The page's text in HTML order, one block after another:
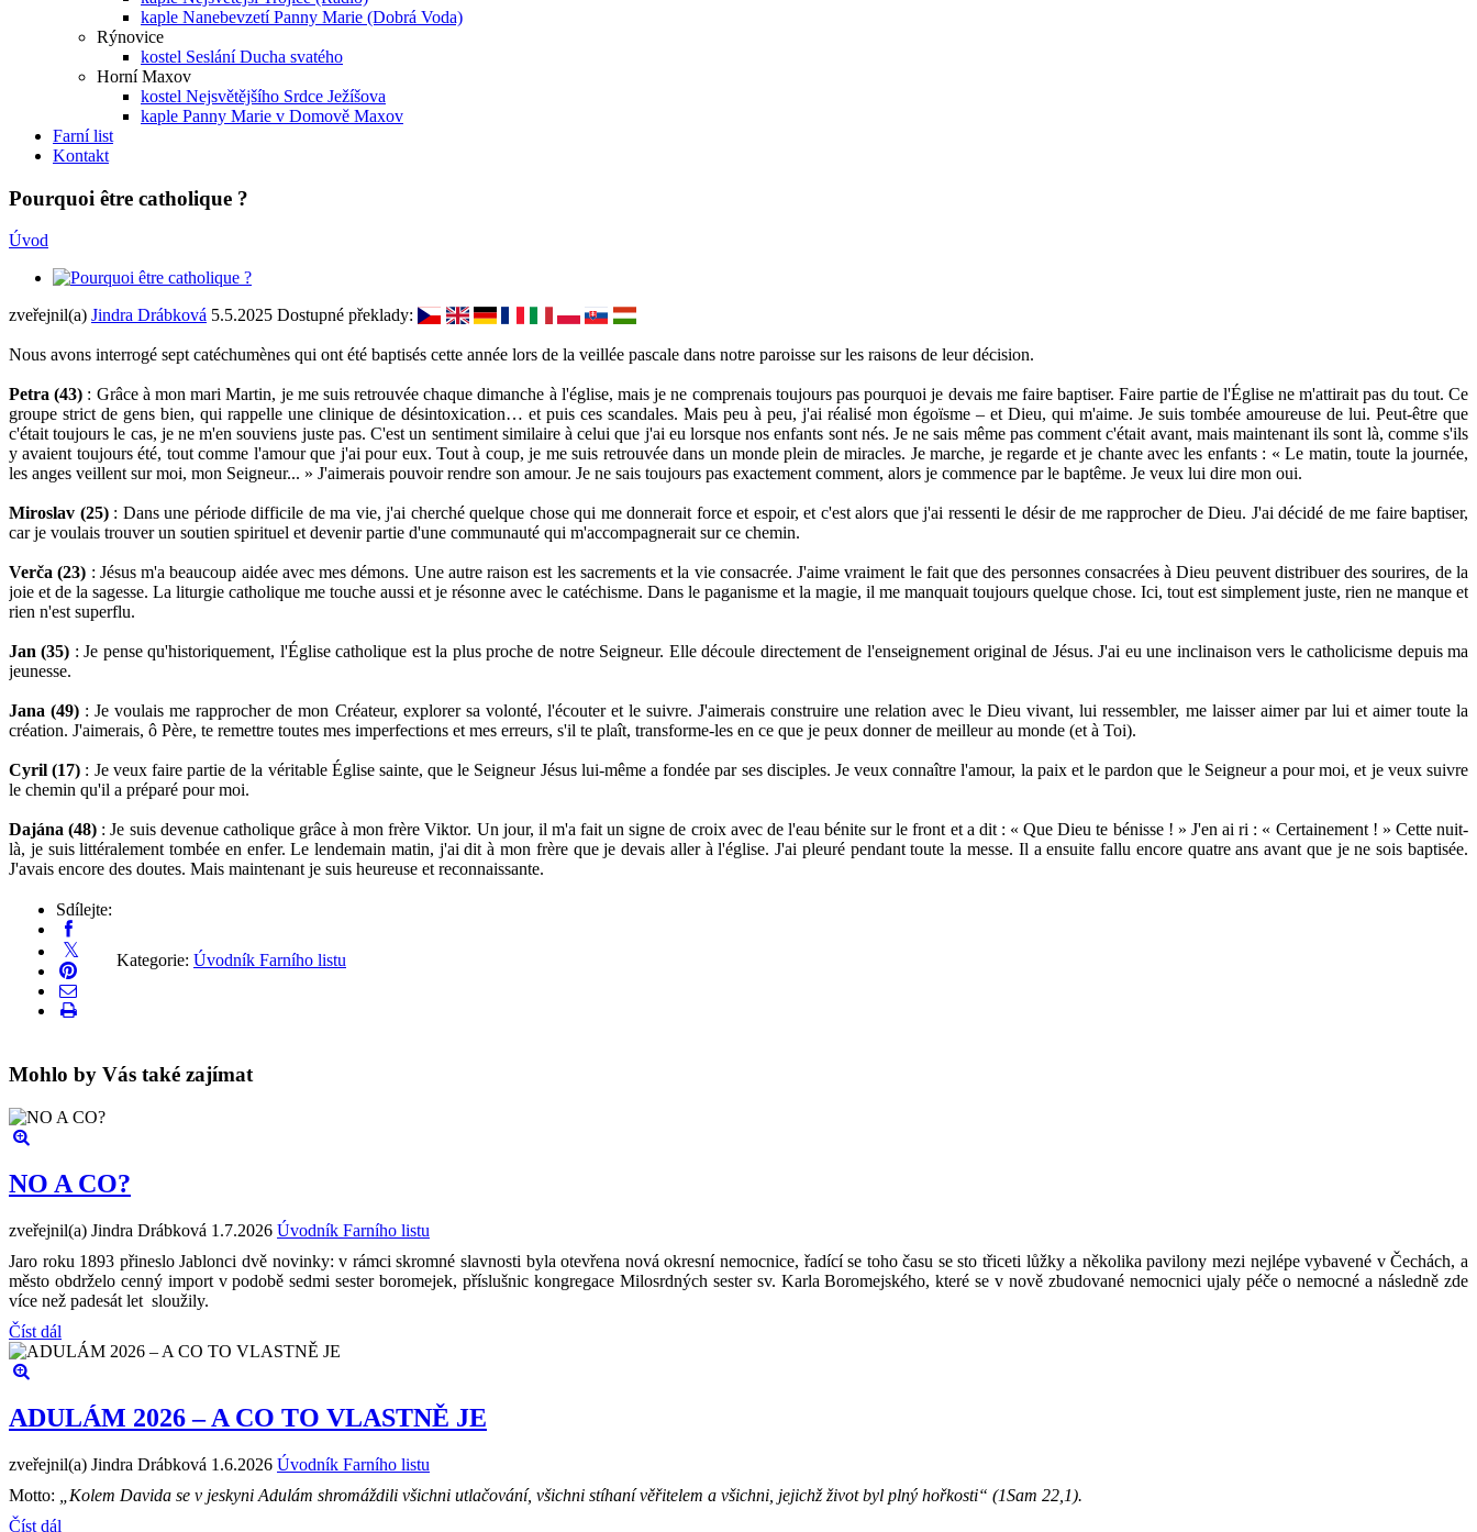
kaple Nanebevzetí Panny Marie (Dobrá Voda)
Rýnovice
kostel Seslání Ducha svatého
Horní Maxov
kostel Nejsvětějšího Srdce Ježíšova
kaple Panny Marie v Domově Maxov
Farní list
Kontakt
Pourquoi être catholique ?
Úvod
zveřejnil(a) Jindra Drábková 5.5.2025 Dostupné překlady:
Nous avons interrogé sept catéchumènes qui ont été baptisés cette année lors de la veillée pascale dans notre paroisse sur les raisons de leur décision.
Petra (43) : Grâce à mon mari Martin, je me suis retrouvée chaque dimanche à l'église, mais je ne comprenais toujours pas pourquoi je devais me faire baptiser. Faire partie de l'Église ne m'attirait pas du tout. Ce
groupe strict de gens bien, qui rappelle une clinique de désintoxication… et puis ces scandales. Mais peu à peu, j'ai réalisé mon égoïsme – et Dieu, qui m'aime. Je suis tombée amoureuse de lui. Peut-être que
c'était toujours le cas, je ne m'en souviens juste pas. C'est un sentiment similaire à celui que j'ai eu lorsque nos enfants sont nés. Je ne sais même pas comment c'était avant, mais maintenant ils sont là, comme s'ils
y avaient toujours été, tout comme l'amour que j'ai pour eux. Tout à coup, je me suis retrouvée dans un monde plein de miracles. Je marche, je regarde et je chante avec les enfants : « Le matin, toute la journée,
les anges veillent sur moi, mon Seigneur... » J'aimerais pouvoir rendre son amour. Je ne sais toujours pas exactement comment, alors je commence par le baptême. Je veux lui dire mon oui.
Miroslav (25): Dans une période difficile de ma vie, j'ai cherché quelque chose qui me donnerait force et espoir, et c'est alors que j'ai ressenti le désir de me rapprocher de Dieu. J'ai décidé de me faire baptiser,
car je voulais trouver un soutien spirituel et devenir partie d'une communauté qui m'accompagnerait sur ce chemin.
Verča (23) : Jésus m'a beaucoup aidée avec mes démons. Une autre raison est les sacrements et la vie consacrée. J'aime vraiment le fait que des personnes consacrées à Dieu peuvent distribuer des sourires, de la
joie et de la sagesse. La liturgie catholique me touche aussi et je résonne avec le catéchisme. Dans le paganisme et la magie, il me manquait toujours quelque chose. Ici, tout est simplement juste, rien ne manque et
rien n'est superflu.
Jan (35) : Je pense qu'historiquement, l'Église catholique est la plus proche de notre Seigneur. Elle découle directement de l'enseignement original de Jésus. J'ai eu une inclinaison vers le catholicisme depuis ma
jeunesse.
Jana (49) : Je voulais me rapprocher de mon Créateur, explorer sa volonté, l'écouter et le suivre. J'aimerais construire une relation avec le Dieu vivant, lui ressembler, me laisser aimer par lui et aimer toute la
création. J'aimerais, ô Père, te remettre toutes mes imperfections et mes erreurs, s'il te plaît, transforme-les en ce que je peux donner de meilleur au monde (et à Toi).
Cyril (17) : Je veux faire partie de la véritable Église sainte, que le Seigneur Jésus lui-même a fondée par ses disciples. Je veux connaître l'amour, la paix et le pardon que le Seigneur a pour moi, et je veux suivre
le chemin qu'il a préparé pour moi.
Dajána (48) : Je suis devenue catholique grâce à mon frère Viktor. Un jour, il m'a fait un signe de croix avec de l'eau bénite sur le front et a dit : « Que Dieu te bénisse ! » J'en ai ri : « Certainement ! » Cette nuit-
là, je suis littéralement tombée en enfer. Le lendemain matin, j'ai dit à mon frère que je devais aller à l'église. J'ai pleuré pendant toute la messe. Il a ensuite fallu encore quatre ans avant que je ne sois baptisée.
J'avais encore des doutes. Mais maintenant je suis heureuse et reconnaissante.
Sdílejte:
Kategorie: Úvodník Farního listu
Mohlo by Vás také zajímat
NO A CO?
zveřejnil(a) Jindra Drábková 1.7.2026 Úvodník Farního listu
Jaro roku 1893 přineslo Jablonci dvě novinky: v rámci skromné slavnosti byla otevřena nová okresní nemocnice, řadící se toho času se sto třiceti lůžky a několika pavilony mezi nejlépe vybavené v Čechách, a
město obdrželo cenný import v podobě sedmi sester boromejek, příslušnic kongregace Milosrdných sester sv. Karla Boromejského, které se v nově zbudované nemocnici ujaly péče o nemocné a následně zde
více než padesát let sloužily.
Číst dál
ADULÁM 2026 – A CO TO VLASTNĚ JE
zveřejnil(a) Jindra Drábková 1.6.2026 Úvodník Farního listu
Motto:
„Kolem Davida se v jeskyni Adulám shromáždili všichni utlačování, všichni stíhaní věřitelem a všichni, jejichž život byl plný hořkosti“ (1Sam 22,1).
Číst dál